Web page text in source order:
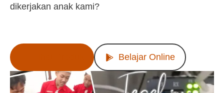
dikerjakan anak kami?
Belajar Online